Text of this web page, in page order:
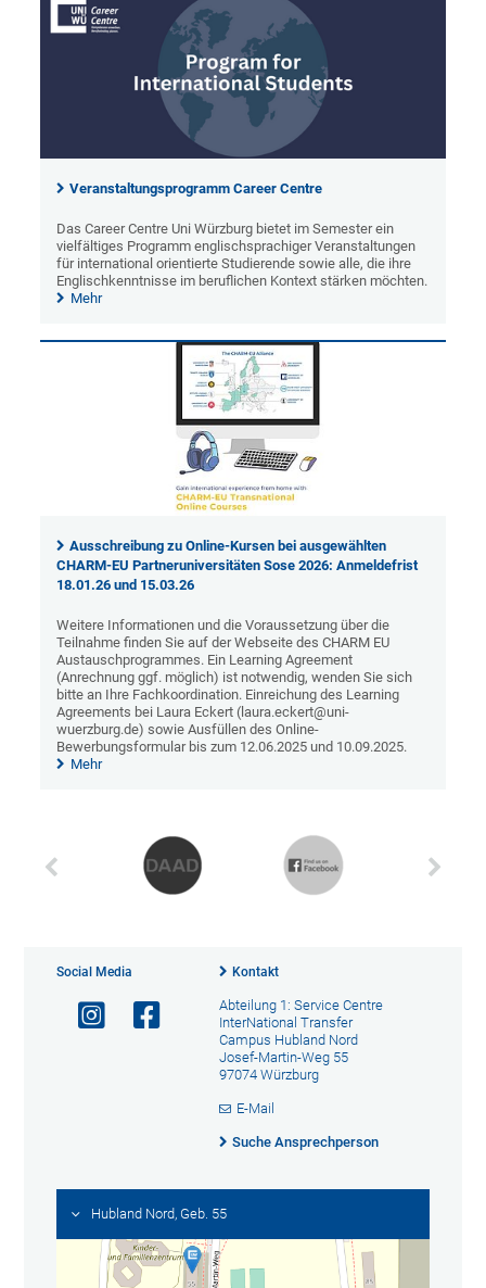
Veranstaltungsprogramm Career Centre
Das Career Centre Uni Würzburg bietet im Semester ein
vielfältiges Programm englischsprachiger Veranstaltungen
für international orientierte Studierende sowie alle, die ihre
Englischkenntnisse im beruflichen Kontext stärken möchten.
Mehr
Ausschreibung zu Online-Kursen bei ausgewählten
CHARM-EU Partneruniversitäten Sose 2026: Anmeldefrist
18.01.26 und 15.03.26
Weitere Informationen und die Voraussetzung über die
Teilnahme finden Sie auf der Webseite des CHARM EU
Austauschprogrammes. Ein Learning Agreement
(Anrechnung ggf. möglich) ist notwendig, wenden Sie sich
bitte an Ihre Fachkoordination. Einreichung des Learning
Agreements bei Laura Eckert (laura.eckert@uni-
wuerzburg.de) sowie Ausfüllen des Online-
Bewerbungsformular bis zum 12.06.2025 und 10.09.2025.
Mehr
Social Media Kontakt
Abteilung 1: Service Centre
InterNational Transfer
Campus Hubland Nord
Josef-Martin-Weg 55
97074 Würzburg
E-Mail
Suche Ansprechperson
Hubland Nord, Geb. 55